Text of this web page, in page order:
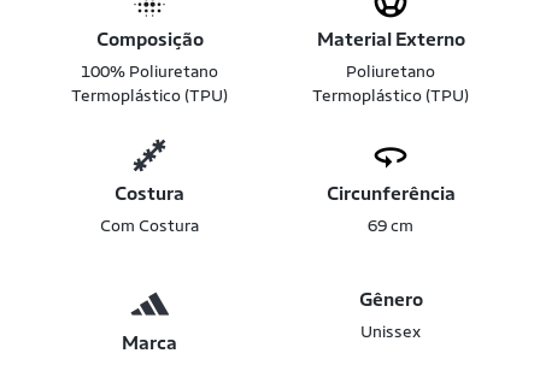
Composição
100% Poliuretano
Termoplástico (TPU)
Material Externo
Poliuretano
Termoplástico (TPU)
Costura
Com Costura
Circunferência
69 cm
Marca
Gênero
Unissex